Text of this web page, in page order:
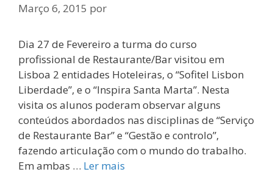
Março 6, 2015 por
Dia 27 de Fevereiro a turma do curso
profissional de Restaurante/Bar visitou em
Lisboa 2 entidades Hoteleiras, o “Sofitel Lisbon
Liberdade”, e o “Inspira Santa Marta”. Nesta
visita os alunos poderam observar alguns
conteúdos abordados nas disciplinas de “Serviço
de Restaurante Bar” e “Gestão e controlo”,
fazendo articulação com o mundo do trabalho.
Em ambas … Ler mais